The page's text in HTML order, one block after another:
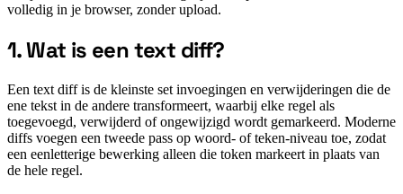
volledig in je browser, zonder upload.
#
1. Wat is een text diff?
Een text diff is de kleinste set invoegingen en verwijderingen die de
ene tekst in de andere transformeert, waarbij elke regel als
toegevoegd, verwijderd of ongewijzigd wordt gemarkeerd. Moderne
diffs voegen een tweede pass op woord- of teken-niveau toe, zodat
een eenletterige bewerking alleen die token markeert in plaats van
de hele regel.